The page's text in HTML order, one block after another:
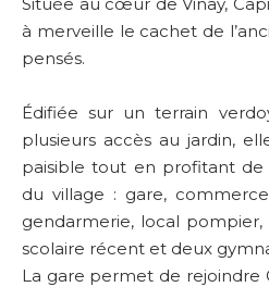
à merveille le cachet de
pensés.
Édifiée sur un terrain
plusieurs accès au jardin,
paisible tout en profitant
du village : gare,
gendarmerie, local
scolaire récent et deux
La gare permet de rejoindre